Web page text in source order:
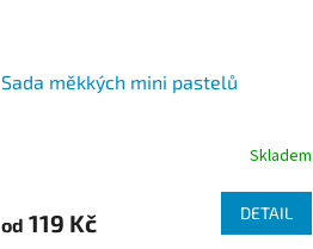
Sada měkkých mini pastelů
Skladem
od 119 Kč DETAIL